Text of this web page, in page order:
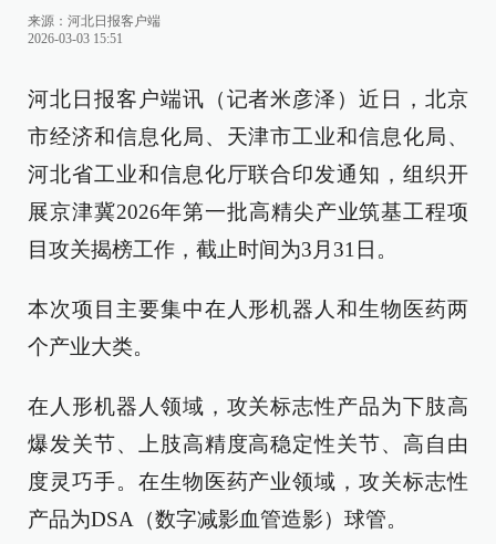
来源： 河北日报客户端
2026-03-03 15:51
河北日报客户端讯（记者米彦泽）近日，北京
市经济和信息化局、天津市工业和信息化局、
河北省工业和信息化厅联合印发通知，组织开
展京津冀2026年第一批高精尖产业筑基工程项
目攻关揭榜工作，截止时间为3月31日。
本次项目主要集中在人形机器人和生物医药两
个产业大类。
在人形机器人领域，攻关标志性产品为下肢高
爆发关节、上肢高精度高稳定性关节、高自由
度灵巧手。在生物医药产业领域，攻关标志性
产品为DSA（数字减影血管造影）球管。